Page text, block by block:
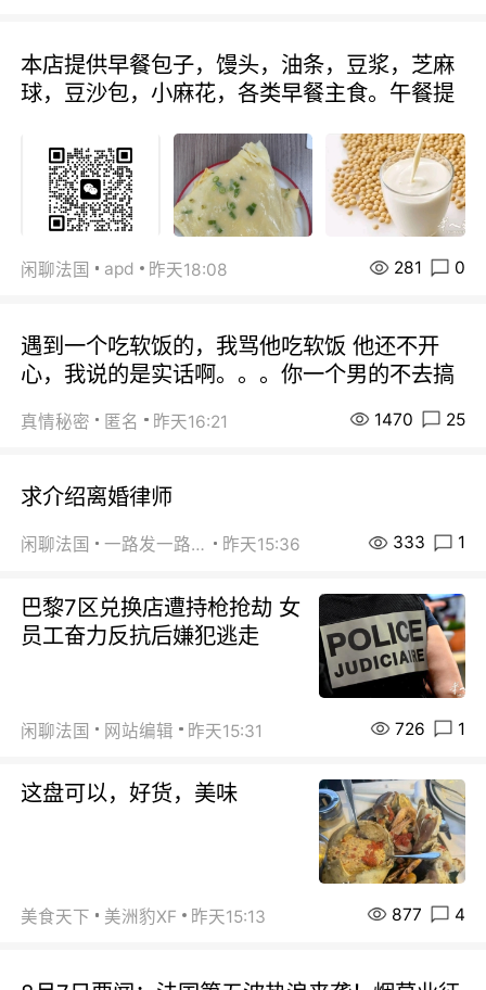
本店提供早餐包子，馒头，油条，豆浆，芝麻
球，豆沙包，小麻花，各类早餐主食。午餐提
闲聊法国 apd 昨天18:08 281 0
遇到一个吃软饭的，我骂他吃软饭 他还不开
心，我说的是实话啊。。。你一个男的不去搞
真情秘密 匿名 昨天16:21 1470 25
求介绍离婚律师
闲聊法国 一路发一路发 昨天15:36 333 1
巴黎7区兑换店遭持枪抢劫 女
员工奋力反抗后嫌犯逃走
闲聊法国 网站编辑 昨天15:31 726 1
这盘可以，好货，美味
美食天下 美洲豹XF 昨天15:13 877 4